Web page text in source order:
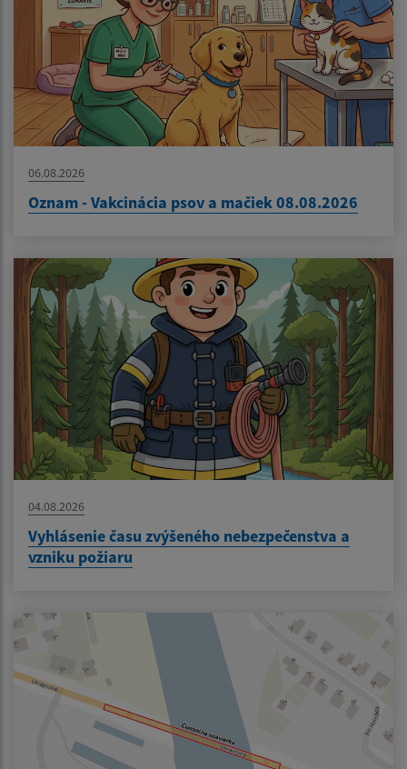
06.08.2026
Oznam - Vakcinácia psov a mačiek 08.08.2026
04.08.2026
Vyhlásenie času zvýšeného nebezpečenstva a
vzniku požiaru